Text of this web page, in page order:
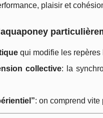
plaisir et
qui modifie les repères
collective: la
: on comprend vite